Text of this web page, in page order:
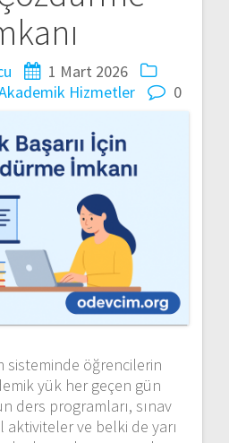
1 Mart 2026
Hizmetler 0
sisteminde öğrencilerin
yük her geçen gün
ders programları, sınav
aktiviteler ve belki de yarı